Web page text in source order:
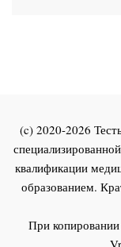
(c) 2020-2026
квалификации
образованием.
При копировании